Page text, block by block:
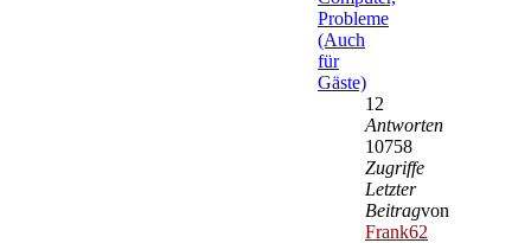
Probleme
(Auch
für
Gäste)
12
Antworten
10758
Zugriffe
Letzter
Beitragvon
Frank62